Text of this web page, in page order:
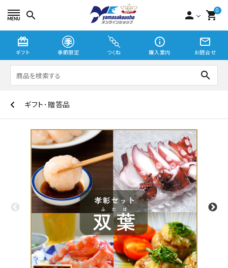
search person 0
shopping_cart
card_giftcard
ギフト 季節限定 つくね
info_outline
購入案内
mail_outline
お問合せ
search
つくね
切り身・漬魚
季節限定
贈り物
ギフト･贈答品